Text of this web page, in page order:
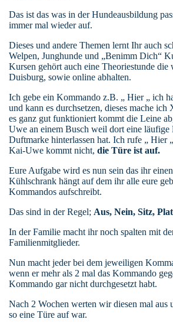
Das ist das was in der Hundeausbildung
immer mal wieder auf.
Dieses und andere Themen lernt Ihr auch
Welpen, Junghunde und „Benimm Dich“
Kursen gehört auch eine Theoriestunde
Duisburg, sowie online abhalten.
Ich gebe ein Kommando z.B. „ Hier „ ich
und kann es durchsetzen, dieses mache ich
es ganz gut funktioniert kommt die Leine
Uwe an einem Busch weil dort eine läufige
Duftmarke hinterlassen hat. Ich rufe „ Hier
Kai-Uwe kommt nicht, die Türe ist auf.
Eure Aufgabe wird es nun sein das ihr
Kühlschrank hängt auf dem ihr alle eure
Kommandos aufschreibt.
Das sind in der Regel; Aus, Nein, Sitz,
In der Familie macht ihr noch spalten mit
Familienmitglieder.
Nun macht jeder bei dem jeweiligen
wenn er mehr als 2 mal das Kommando
Kommando gar nicht durchgesetzt habt.
Nach 2 Wochen werten wir diesen mal aus
so eine Türe auf war.